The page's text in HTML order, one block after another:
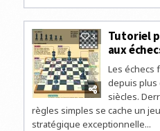
3
Tutoriel
aux
Les échecs
depuis plus
siècles.
règles simples se cache un
stratégique exceptionnelle...